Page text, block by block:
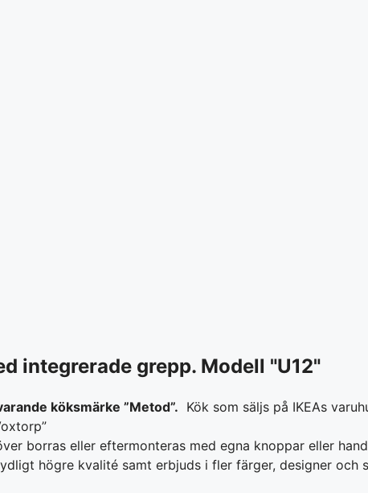
integrerade grepp. Modell "U12"
köksmärke ”Metod”. Kök som säljs på IKEAs
borras eller eftermonteras med egna knoppar eller
högre kvalité samt erbjuds i fler färger, designer och